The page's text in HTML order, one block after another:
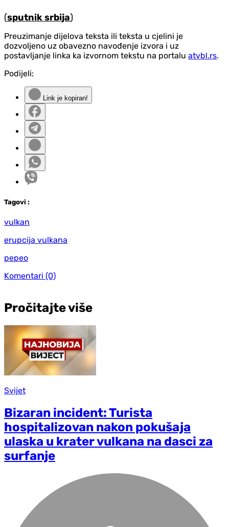
(sputnik srbija)
Preuzimanje dijelova teksta ili teksta u cjelini je
dozvoljeno uz obavezno navođenje izvora i uz
postavljanje linka ka izvornom tekstu na portalu atvbl.rs.
Podijeli:
Link je kopiran!
Tagovi :
vulkan
erupcija vulkana
pepeo
Komentari (0)
Pročitajte više
Svijet
Bizaran incident: Turista
hospitalizovan nakon pokušaja
ulaska u krater vulkana na dasci za
surfanje